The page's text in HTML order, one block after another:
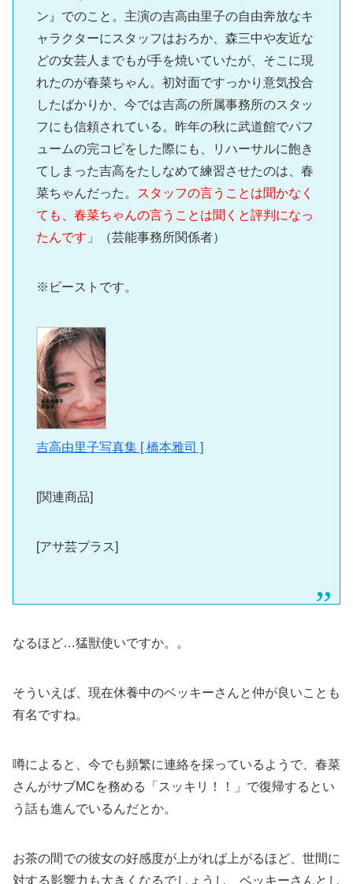
ン』でのこと。主演の吉高由里子の自由奔放なキ
ャラクターにスタッフはおろか、森三中や友近な
どの女芸人までもが手を焼いていたが、そこに現
れたのが春菜ちゃん。初対面ですっかり意気投合
したばかりか、今では吉高の所属事務所のスタッ
フにも信頼されている。昨年の秋に武道館でパフ
ュームの完コピをした際にも、リハーサルに飽き
てしまった吉高をたしなめて練習させたのは、春
菜ちゃんだった。
スタッフの言うことは聞かなく
ても、春菜ちゃんの言うことは聞くと評判になっ
たんです 」（芸能事務所関係者）
※ビーストです。
吉高由里子写真集 [ 橋本雅司 ]
[関連商品]
[アサ芸プラス]
なるほど…猛獣使いですか。。
そういえば、現在休養中のベッキーさんと仲が良いことも
有名ですね。
噂によると、今でも頻繁に連絡を採っているようで、春菜
さんがサブMCを務める「スッキリ！！」で復帰するとい
う話も進んでいるんだとか。
お茶の間での彼女の好感度が上がれば上がるほど、世間に
対する影響力も大きくなるでしょうし、ベッキーさんとし